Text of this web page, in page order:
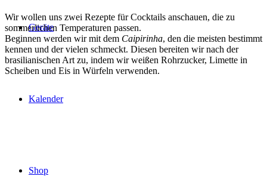
Geräte
Kalender
Shop
Wir wollen uns zwei Rezepte für Cocktails anschauen, die zu
sommerlichen Temperaturen passen.
Beginnen werden wir mit dem Caipirinha, den die meisten bestimmt
kennen und der vielen schmeckt. Diesen bereiten wir nach der
brasilianischen Art zu, indem wir weißen Rohrzucker, Limette in
Scheiben und Eis in Würfeln verwenden.